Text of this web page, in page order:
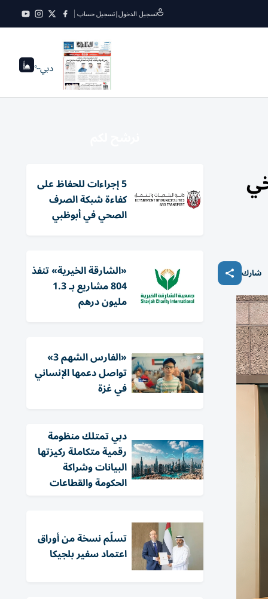
تسجيل الدخول|تسجيل حساب
دبي--°
شارك
5 إجراءات للحفاظ على
كفاءة شبكة الصرف
الصحي في أبوظبي
«الشارقة الخيرية» تنفذ
804 مشاريع بـ 1.3
مليون درهم
«الفارس الشهم 3»
تواصل دعمها الإنساني
في غزة
دبي تمتلك منظومة
رقمية متكاملة ركيزتها
البيانات وشراكة
الحكومة والقطاعات
تسلّم نسخة من أوراق
اعتماد سفير بلجيكا